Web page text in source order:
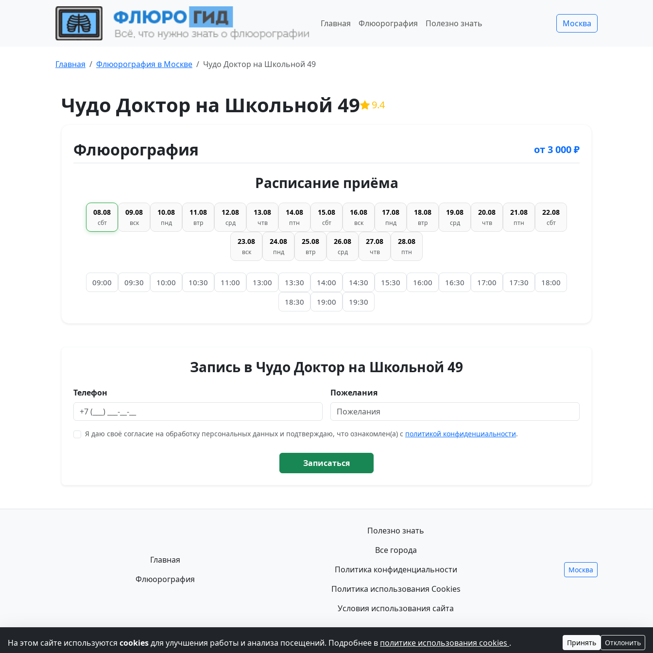
Главная Флюорография Полезно знать Москва
Главная Флюорография в Москве Чудо Доктор на Школьной 49
Чудо Доктор на Школьной 49 9.4
Флюорография от 3 000 ₽
Расписание приёма
08.08
сбт
09.08
вск
10.08
пнд
11.08
втр
12.08
срд
13.08
чтв
14.08
птн
15.08
сбт
16.08
вск
17.08
пнд
18.08
втр
19.08
срд
20.08
чтв
21.08
птн
22.08
сбт
23.08
вск
24.08
пнд
25.08
втр
26.08
срд
27.08
чтв
28.08
птн
09:00 09:30 10:00 10:30 11:00 13:00 13:30 14:00 14:30 15:30 16:00 16:30 17:00 17:30
18:00
18:30
19:00 19:30
Запись в Чудо Доктор на Школьной 49
Телефон Пожелания
Я даю своё согласие на обработку персональных данных и подтверждаю, что ознакомлен(а) с политикой конфиденциальности.
Записаться
Главная
Флюорография
Полезно знать
Все города
Политика конфиденциальности
Политика использования Cookies
Условия использования сайта
Москва
Информация, представленная на сайте, не может быть использована для постановки диагноза, назначения лечения и не заменяет прием врача.
На этом сайте используются cookiesдля улучшения работы и анализа посещений. Подробнее в политике использования cookies . Принять Отклонить